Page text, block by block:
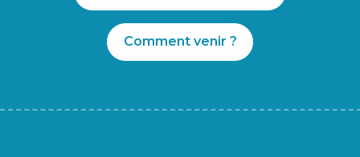
Comment venir ?